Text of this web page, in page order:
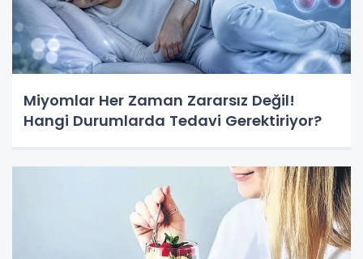
Miyomlar Her Zaman Zararsız Değil!
Hangi Durumlarda Tedavi Gerektiriyor?